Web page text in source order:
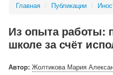
Главная / Публикации /
Из опыта работы:
школе за счёт
Автор:Жолтикова Мария